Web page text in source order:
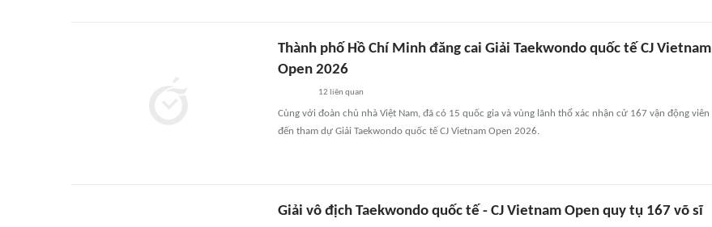
Thành phố Hồ Chí Minh đăng cai Giải Taekwondo quốc tế CJ Vietnam
Open 2026
12 liên quan
Cùng với đoàn chủ nhà Việt Nam, đã có 15 quốc gia và vùng lãnh thổ xác nhận cử 167 vận động viên
đến tham dự Giải Taekwondo quốc tế CJ Vietnam Open 2026.
Giải vô địch Taekwondo quốc tế - CJ Vietnam Open quy tụ 167 võ sĩ